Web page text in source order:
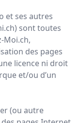
et ses autres
sont toutes
Moi.ch,
des pages
licence ni droit
et/ou d’un
(ou autre